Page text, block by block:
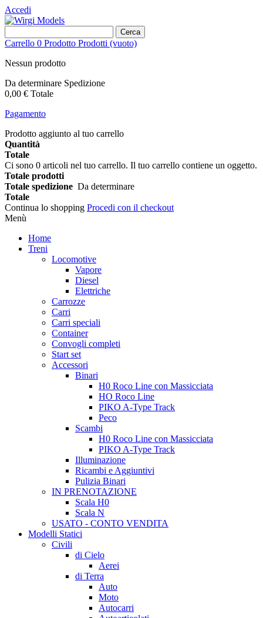
Accedi
Cerca
Carrello 0 Prodotto Prodotti (vuoto)
Nessun prodotto
Da determinare Spedizione
0,00 € Totale
Pagamento
Prodotto aggiunto al tuo carrello
Quantità
Totale
Ci sono 0 articoli nel tuo carrello. Il tuo carrello contiene un oggetto.
Totale prodotti
Totale spedizione Da determinare
Totale
Continua lo shopping Procedi con il checkout
Menù
Home
Treni
Locomotive
Vapore
Diesel
Elettriche
Carrozze
Carri
Carri speciali
Container
Convogli completi
Start set
Accessori
Binari
H0 Roco Line con Massicciata
HO Roco Line
PIKO A-Type Track
Peco
Scambi
H0 Roco Line con Massicciata
PIKO A-Type Track
Illuminazione
Ricambi e Aggiuntivi
Pulizia Binari
IN PRENOTAZIONE
Scala H0
Scala N
USATO - CONTO VENDITA
Modelli Statici
Civili
di Cielo
Aerei
di Terra
Auto
Moto
Autocarri